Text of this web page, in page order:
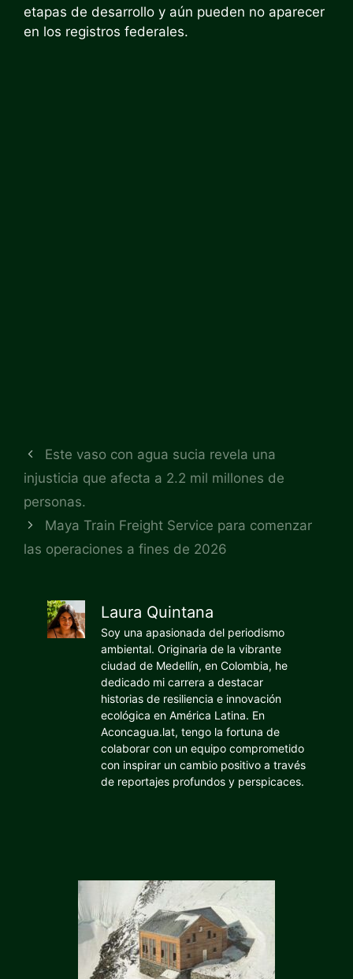
etapas de desarrollo y aún pueden no aparecer
en los registros federales.
Este vaso con agua sucia revela una
injusticia que afecta a 2.2 mil millones de
personas.
Maya Train Freight Service para comenzar
las operaciones a fines de 2026
Laura Quintana
Soy una apasionada del periodismo
ambiental. Originaria de la vibrante
ciudad de Medellín, en Colombia, he
dedicado mi carrera a destacar
historias de resiliencia e innovación
ecológica en América Latina. En
Aconcagua.lat, tengo la fortuna de
colaborar con un equipo comprometido
con inspirar un cambio positivo a través
de reportajes profundos y perspicaces.